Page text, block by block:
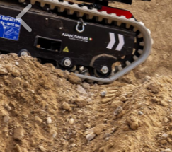
Edellinen